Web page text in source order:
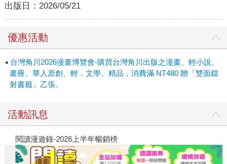
出版日： 2026/05/21
優惠活動
台灣角川2026漫畫博覽會-購買台灣角川出版之漫畫、輕小說、
畫冊、華人原創、輕．文學、精品，消費滿 NT480 贈「雙面鐳
射書籤」乙張。
活動訊息
閱讀漫遊錄-2026上半年暢銷榜